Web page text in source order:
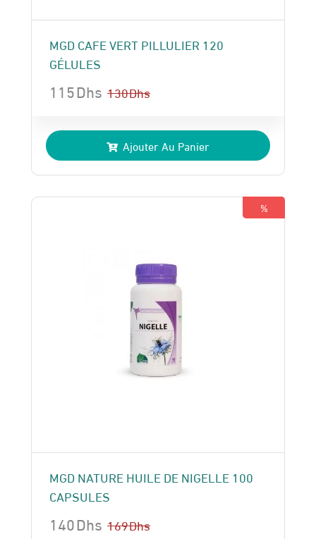
MGD CAFE VERT PILLULIER 120
GÉLULES
130Dhs
prix
initial
était :
130 Dhs.
115Dhs
prix
actuel
est :
115 Dhs.
Ajouter Au Panier
%
MGD NATURE HUILE DE NIGELLE 100
CAPSULES
169Dhs
140Dhs